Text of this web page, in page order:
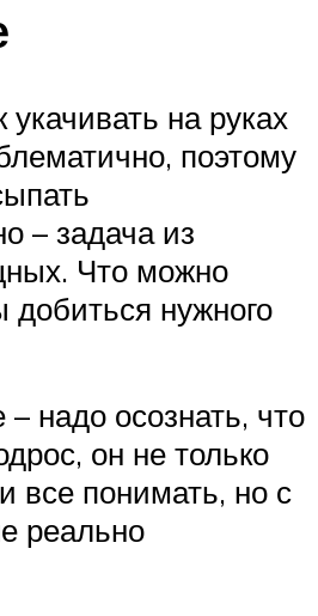
на руках
поэтому
– задача из
Что можно
добиться нужного
надо осознать, что
он не только
все понимать, но с
реально